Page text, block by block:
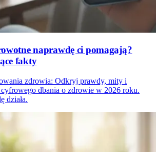
naprawdę ci pomagają?
fakty
zdrowia: Odkryj prawdy, mity i
dbania o zdrowie w 2026 roku.
działa.